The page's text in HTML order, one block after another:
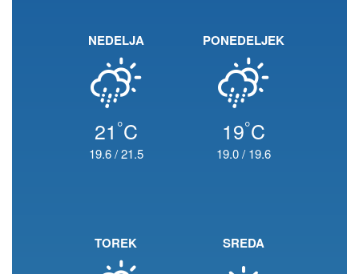
NEDELJA
21 °C
19.6/21.5
PONEDELJEK
19°C
19.0/ 19.6
TOREK SREDA